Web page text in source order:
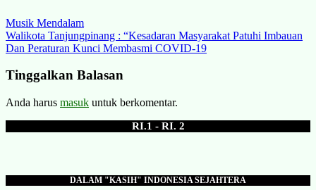
Navigasi
pos
Musik Mendalam
Walikota Tanjungpinang : “Kesadaran Masyarakat Patuhi Imbauan
Dan Peraturan Kunci Membasmi COVID-19
Tinggalkan Balasan
Anda harus masuk untuk berkomentar.
RI.1 - RI. 2
DALAM "KASIH" INDONESIA SEJAHTERA